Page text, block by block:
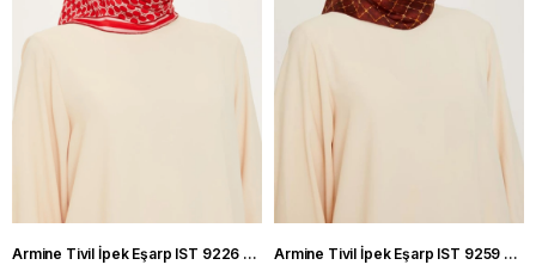
Armine Tivil İpek Eşarp IST 9226 - 52 Kırmızı Karışık Desen
Armine Tivil İpek Eşarp IST 9259 - 02 Bordo Karışık Desen